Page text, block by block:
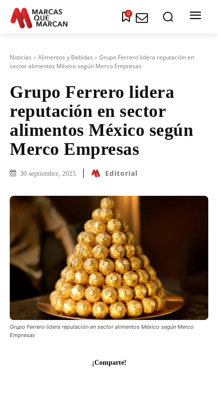
0
Noticias Alimentos y Bebidas
Grupo Ferrero lidera reputación en
sector alimentos México según Merco Empresas
Grupo Ferrero lidera
reputación en sector
alimentos México según
Merco Empresas
30 septiembre, 2025 Editorial
Grupo Ferrero lidera reputación en sector alimentos México según Merco
Empresas
¡Comparte!